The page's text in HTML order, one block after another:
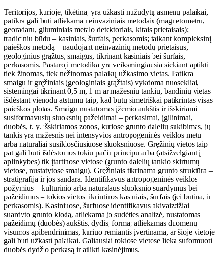
Teritorijos, kurioje, tikėtina, yra užkasti nužudytų asmenų palaikai,
patikra gali būti atliekama neinvaziniais metodais (magnetometru,
georadaru, giluminiais metalo detektoriais, kitais prietaisais);
tradiciniu būdu – kasiniais, šurfais, perkasomis; taikant kompleksinį
paieškos metodą – naudojant neinvazinių metodų prietaisus,
geologinius grąžtus, smaigus, tikrinant kasiniais bei šurfais,
perkasomis. Pastaroji metodika yra veiksmingiausia siekiant aptikti
tiek žinomas, tiek nežinomas palaikų užkasimo vietas. Patikra
smaigu ir gręžiniais (geologiniais grąžtais) vykdoma nuosekliai,
sistemingai tikrinant 0,5 m, 1 m ar mažesniu tankiu, bandinių vietas
išdėstant vienodu atstumu taip, kad būtų simetriškai patikrintas visas
paieškos plotas. Smaigu nustatomas įžemio aukštis ir išskiriami
susiformavusių sluoksnių pažeidimai – perkasimai, įgilinimai,
duobės, t. y. išskiriamos zonos, kuriose grunto dalelių sukibimas, jų
tankis yra mažesnis nei intensyvios antropogeninės veiklos metu
arba natūraliai susiklosčiusiuose sluoksniuose. Gręžinių vietos taip
pat gali būti išdėstomos tokiu pačiu principu arba (atsižvelgiant į
aplinkybes) tik įtartinose vietose (grunto dalelių tankio skirtumų
vietose, nustatytose smaigu). Gręžiniais tikrinama grunto struktūra –
stratigrafija ir jos sandara. Identifikavus antropogeninės veiklos
požymius – kultūrinio arba natūralaus sluoksnio suardymus bei
pažeidimus – tokios vietos tikrintinos kasiniais, šurfais (jei būtina, ir
perkasomis). Kasiniuose, šurfuose identifikavus akivaizdžiai
suardyto grunto klodą, atliekama jo sudėties analizė, nustatomas
pažeidimų (duobės) aukštis, dydis, forma; atliekamas duomenų
visumos apibendrinimas, kuriuo remiantis įvertinama, ar šioje vietoje
gali būti užkasti palaikai. Galiausiai tokiose vietose lieka suformuoti
duobės dydžio perkasą ir atlikti kasinėjimus.